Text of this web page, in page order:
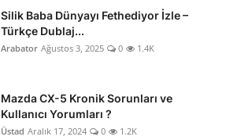
Silik Baba Dünyayı Fethediyor İzle –
Türkçe Dublaj...
Arabator Ağustos 3, 2025 0 1.4K
Mazda CX-5 Kronik Sorunları ve
Kullanıcı Yorumları ?
Üstad Aralık 17, 2024 0 1.2K